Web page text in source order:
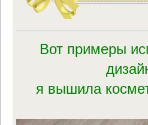
Вот примеры
я вышила